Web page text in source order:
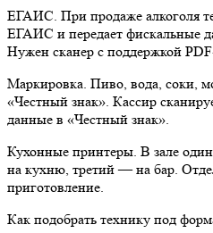
ЕГАИС. При продаже алкоголя
ЕГАИС и передает фискальные
Нужен сканер с поддержкой
Маркировка. Пиво, вода, соки,
«Честный знак». Кассир
данные в «Честный знак».
Кухонные принтеры. В зале
на кухню, третий — на бар.
приготовление.
Как подобрать технику под